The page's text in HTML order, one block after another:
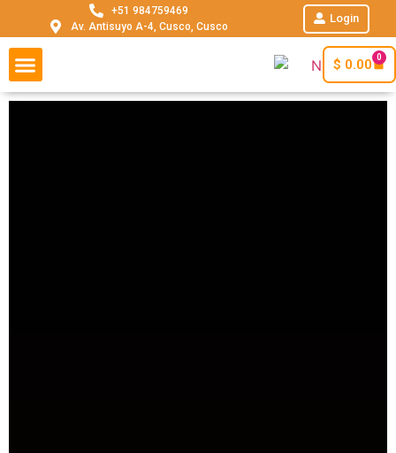
+51 984759469
Av. Antisuyo A-4, Cusco, Cusco
Login
$ 0.00 0